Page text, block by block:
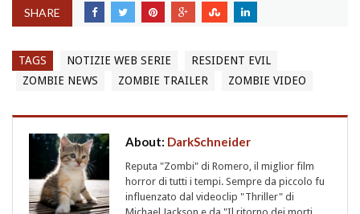
SHARE
TAGS NOTIZIE WEB SERIE
RESIDENT EVIL
ZOMBIE NEWS
ZOMBIE TRAILER ZOMBIE VIDEO
About: DarkSchneider
Reputa "Zombi" di Romero, il miglior film
horror di tutti i tempi. Sempre da piccolo fu
influenzato dal videoclip "Thriller" di
Michael Jackson e da "Il ritorno dei morti